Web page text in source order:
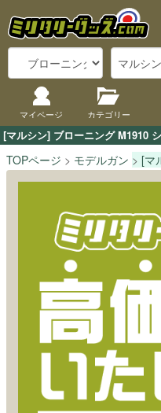
[マルシン] ブローニング M1910
マイページ カテゴリー
TOPページ モデルガン [マ